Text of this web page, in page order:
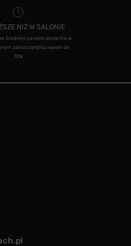
NIŻ W SALONIE
średnimi cenami okularów w
zaoszczędzisz nawet do
70%